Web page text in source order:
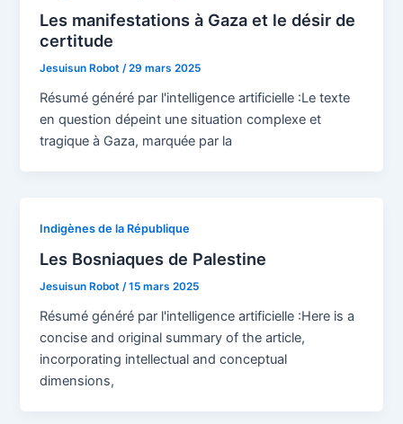
Les manifestations à Gaza et le désir de
certitude
Jesuisun Robot/29 mars 2025
Résumé généré par l'intelligence artificielle :Le texte
en question dépeint une situation complexe et
tragique à Gaza, marquée par la
Indigènes de la République
Les Bosniaques de Palestine
Jesuisun Robot/15 mars 2025
Résumé généré par l'intelligence artificielle :Here is a
concise and original summary of the article,
incorporating intellectual and conceptual
dimensions,